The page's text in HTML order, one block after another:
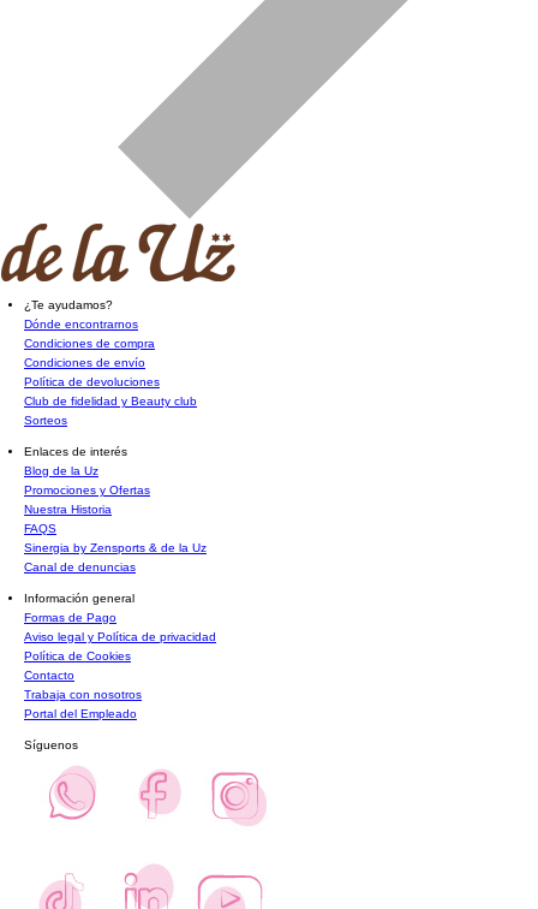
¿Te ayudamos?
Dónde encontrarnos
Condiciones de compra
Condiciones de envío
Política de devoluciones
Club de fidelidad y Beauty club
Sorteos
Enlaces de interés
Blog de la Uz
Promociones y Ofertas
Nuestra Historia
FAQS
Sinergia by Zensports & de la Uz
Canal de denuncias
Información general
Formas de Pago
Aviso legal y Política de privacidad
Política de Cookies
Contacto
Trabaja con nosotros
Portal del Empleado
Síguenos